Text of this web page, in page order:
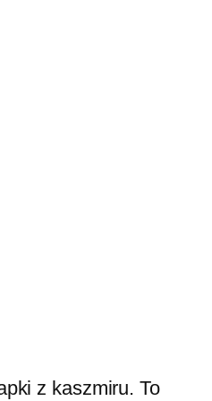
z kaszmiru. To